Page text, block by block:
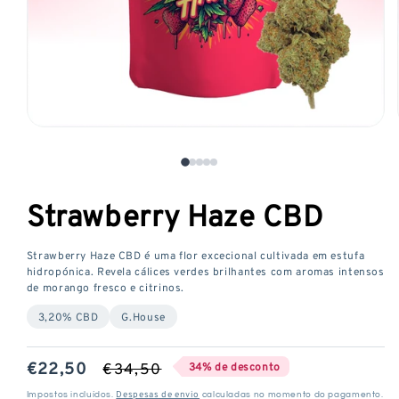
numa
janela
Strawberry Haze CBD
Strawberry Haze CBD é uma flor excecional cultivada em estufa
hidropónica. Revela cálices verdes brilhantes com aromas intensos
de morango fresco e citrinos.
3,20% CBD
G.House
Preço
promocional
€22,50
Preço
normal
€34,50 34% de desconto
Impostos incluídos. Despesas de envio calculadas no momento do pagamento.